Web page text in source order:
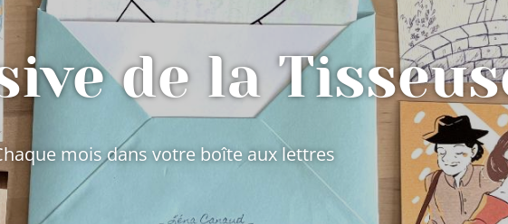
de la
mois dans votre boîte aux lettres